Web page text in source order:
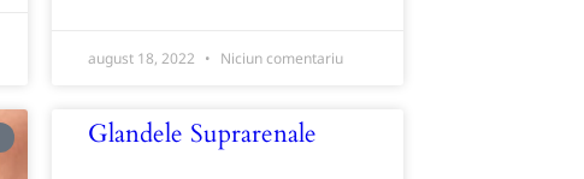
august 18, 2022 Niciun comentariu
Glandele Suprarenale